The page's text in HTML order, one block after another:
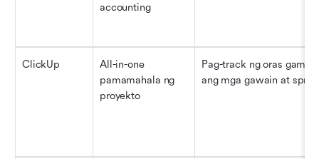
accounting
ClickUp
All-in-one
pamamahala ng
proyekto
Pag-track ng oras gamit
ang mga gawain at sprint